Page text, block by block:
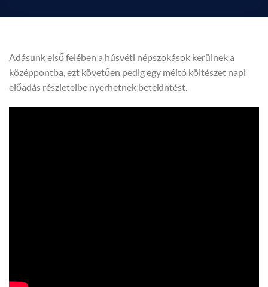
Adásunk első felében a húsvéti népszokások kerülnek a
középpontba, ezt követően pedig egy méltó költészet napi
előadás részleteibe nyerhetnek betekintést.